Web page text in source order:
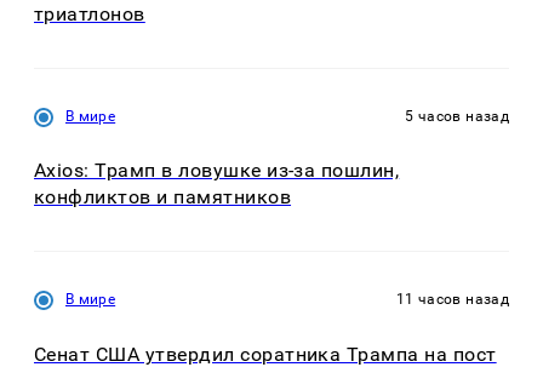
триатлонов
В мире 5 часов назад
Axios: Трамп в ловушке из-за пошлин,
конфликтов и памятников
В мире 11 часов назад
Сенат США утвердил соратника Трампа на пост